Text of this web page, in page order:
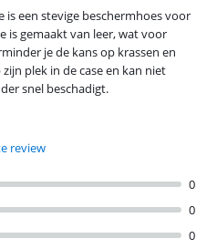
is een stevige beschermhoes voor
is gemaakt van leer, wat voor
je de kans op krassen en
plek in de case en kan niet
snel beschadigt.
review
0
0
0